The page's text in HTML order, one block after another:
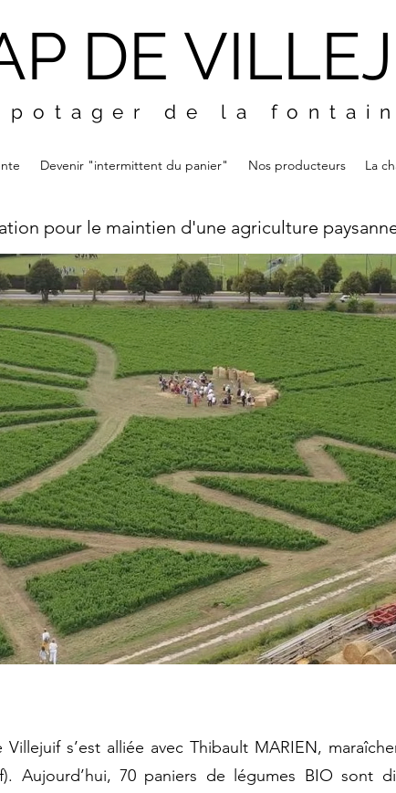
Devenir "intermittent du panier" Nos producteurs La
DE
potager de la
pour le maintien d'une agriculture
s’est alliée avec Thibault MARIEN,
Aujourd’hui, 70 paniers de légumes BIO sont